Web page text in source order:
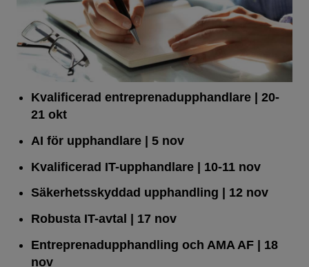
Kvalificerad entreprenad­upphandlare
| 20-
21 okt
AI för upphandlare| 5 nov
Kvalificerad IT-upphandlare| 10-11 nov
Säkerhetsskyddad upphandling | 12 nov
Robusta IT-avtal
| 17 nov
Entreprenadupphandling och AMA AF| 18
nov